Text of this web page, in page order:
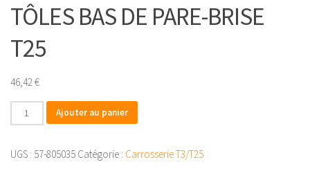
TÔLES BAS DE PARE-BRISE
T25
46,42€
quantité
de
BAS
Ajouter au panier
UGS : 57-805035 Catégorie : Carrosserie T3/T25